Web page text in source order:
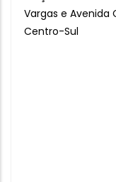
Vargas e Avenida
Centro-Sul